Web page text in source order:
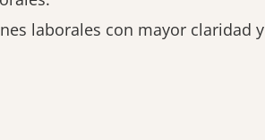
laborales con mayor claridad y